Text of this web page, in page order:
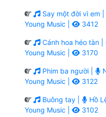
Say một đời vì em |
Young Music |
3412
Cánh hoa héo tàn |
Young Music |
3170
Phim ba người |
Young Music |
3122
Buông tay | Hồ
Young Music |
3102